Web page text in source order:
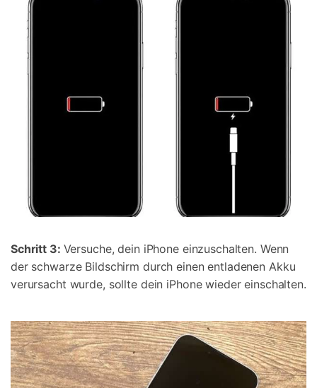
Schritt 3: Versuche, dein iPhone einzuschalten. Wenn
der schwarze Bildschirm durch einen entladenen Akku
verursacht wurde, sollte dein iPhone wieder einschalten.